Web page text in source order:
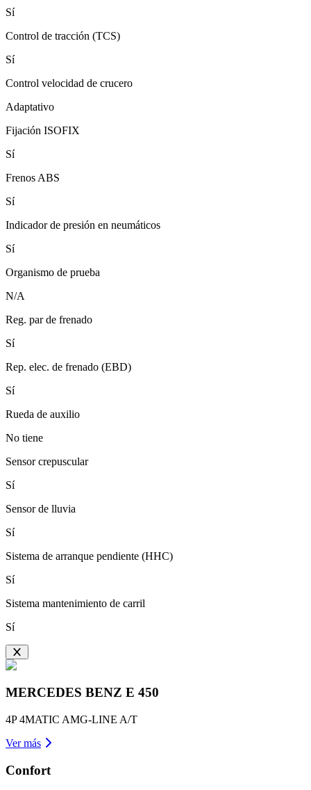
Sí
Control de tracción (TCS)
Sí
Control velocidad de crucero
Adaptativo
Fijación ISOFIX
Sí
Frenos ABS
Sí
Indicador de presión en neumáticos
Sí
Organismo de prueba
N/A
Reg. par de frenado
Sí
Rep. elec. de frenado (EBD)
Sí
Rueda de auxilio
No tiene
Sensor crepuscular
Sí
Sensor de lluvia
Sí
Sistema de arranque pendiente (HHC)
Sí
Sistema mantenimiento de carril
Sí
MERCEDES BENZ E 450
4P 4MATIC AMG-LINE A/T
Ver más
Confort